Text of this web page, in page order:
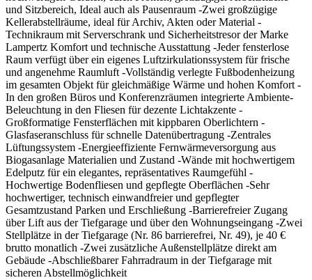
und Sitzbereich, Ideal auch als Pausenraum -Zwei großzügige
Kellerabstellräume, ideal für Archiv, Akten oder Material -
Technikraum mit Serverschrank und Sicherheitstresor der Marke
Lampertz Komfort und technische Ausstattung -Jeder fensterlose
Raum verfügt über ein eigenes Luftzirkulationssystem für frische
und angenehme Raumluft -Vollständig verlegte Fußbodenheizung
im gesamten Objekt für gleichmäßige Wärme und hohen Komfort -
In den großen Büros und Konferenzräumen integrierte Ambiente-
Beleuchtung in den Fliesen für dezente Lichtakzente -
Großformatige Fensterflächen mit kippbaren Oberlichtern -
Glasfaseranschluss für schnelle Datenübertragung -Zentrales
Lüftungssystem -Energieeffiziente Fernwärmeversorgung aus
Biogasanlage Materialien und Zustand -Wände mit hochwertigem
Edelputz für ein elegantes, repräsentatives Raumgefühl -
Hochwertige Bodenfliesen und gepflegte Oberflächen -Sehr
hochwertiger, technisch einwandfreier und gepflegter
Gesamtzustand Parken und Erschließung -Barrierefreier Zugang
über Lift aus der Tiefgarage und über den Wohnungseingang -Zwei
Stellplätze in der Tiefgarage (Nr. 86 barrierefrei, Nr. 49), je 40 €
brutto monatlich -Zwei zusätzliche Außenstellplätze direkt am
Gebäude -Abschließbarer Fahrradraum in der Tiefgarage mit
sicheren Abstellmöglichkeit